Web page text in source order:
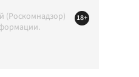
(Роскомнадзор)
18+